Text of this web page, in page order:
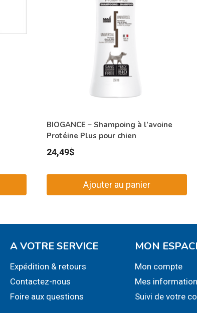
BIOGANCE – Shampoing à l’avoine
Protéine Plus pour chien
24,49$
Ajouter au panier
A VOTRE SERVICE
Expédition & retours
Contactez-nous
Foire aux questions
MON
Mon compte
Mes
Suivi de votre